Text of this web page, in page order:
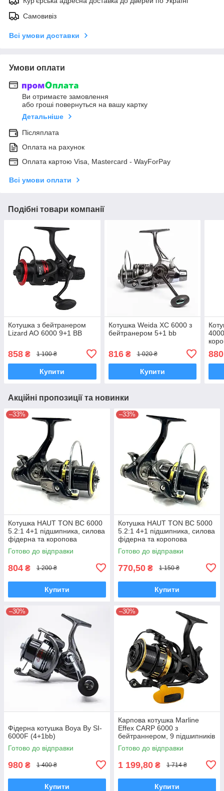
Самовивіз
Всі умови доставки
Умови оплати
Ви отримаєте замовлення
або гроші повернуться на вашу картку
Детальніше
Післяплата
Оплата на рахунок
Оплата картою Visa, Mastercard - WayForPay
Всі умови оплати
Подібні товари компанії
Котушка з бейтранером
Lizard AO 6000 9+1 BB
858 ₴ 1 100 ₴
Купити
Котушка Weida XC 6000 з
бейтранером 5+1 bb
816₴ 1 020 ₴
Купити
880
Акційні пропозиції та новинки
–33%
Котушка HAUT TON BC 6000
5.2:1 4+1 підшипника, силова
фідерна та коропова
Готово до відправки
804 ₴ 1 200 ₴
Купити
–33%
Котушка HAUT TON BC 5000
5.2:1 4+1 підшипника, силова
фідерна та коропова
Готово до відправки
770,50 ₴ 1 150 ₴
Купити
–30%
Фідерна котушка Boya By SI-
6000F (4+1bb)
Готово до відправки
980 ₴ 1 400 ₴
Купити
–30%
Карпова котушка Marline
Effex CARP 6000 з
бейтраннером, 9 підшипників
Готово до відправки
1 199,80 ₴ 1 714 ₴
Купити